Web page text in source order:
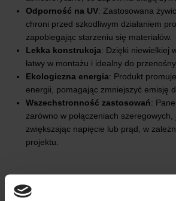
Odporność na UV: Zastosowana
chroni przed szkodliwym działaniem
zapobiegając starzeniu się materiałów.
Lekka konstrukcja: Dzięki niewielkiej
łatwy w montażu i idealny do
Ekologiczna energia: Produkt
energii, pomagając zmniejszyć emisję
Wszechstronność zastosowań:
zarówno w połączeniach szeregowych,
zwiększając napięcie lub prąd, w
projektu.